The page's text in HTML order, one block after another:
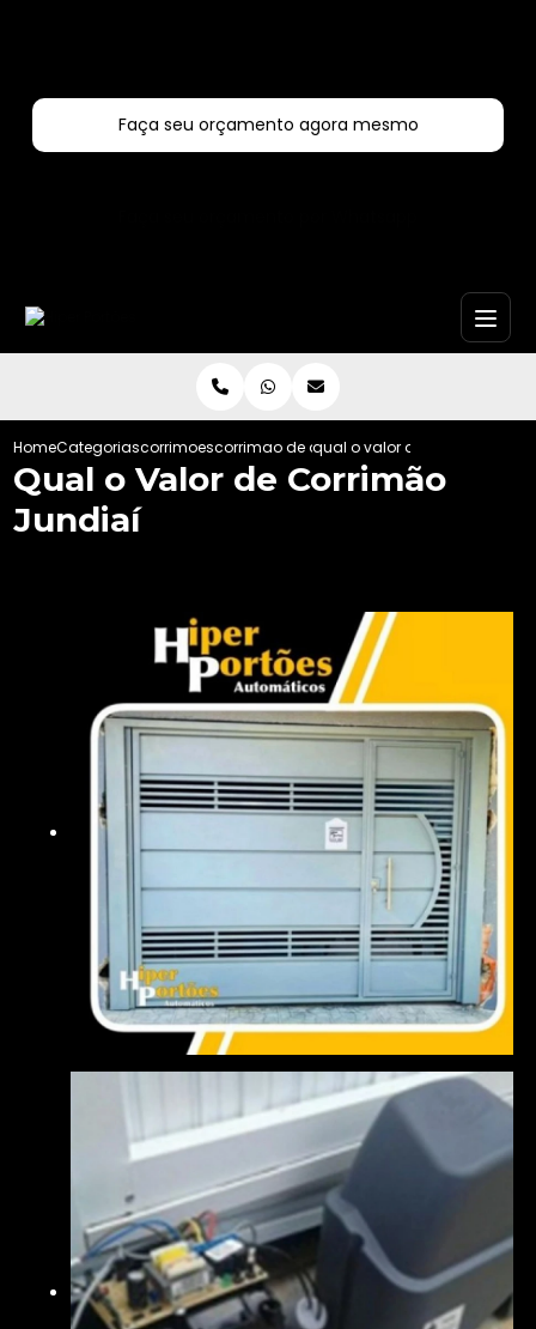
Faça seu orçamento agora mesmo
HomeCategoriascorrimoescorrimao de aco inoxqual o valor de corrimao
Qual o Valor de Corrimão
Jundiaí